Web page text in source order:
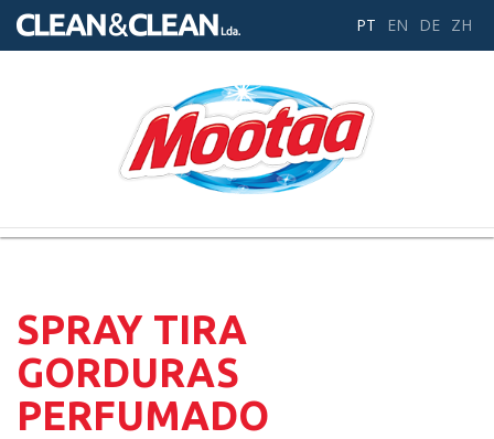
PT EN DE ZH
Toggle
SPRAY TIRA
GORDURAS
PERFUMADO